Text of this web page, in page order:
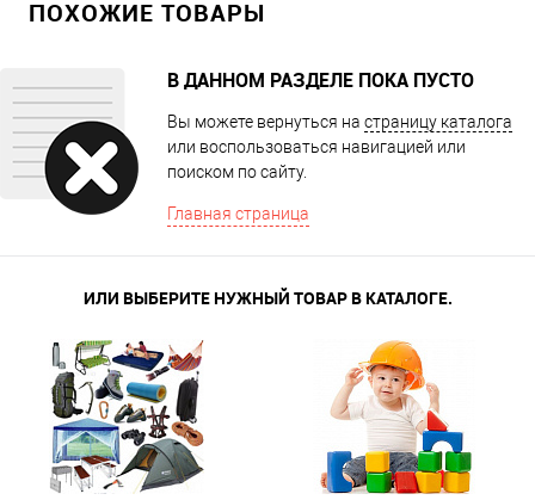
ПОХОЖИЕ ТОВАРЫ
В ДАННОМ РАЗДЕЛЕ ПОКА ПУСТО
Вы можете вернуться на страницу каталога
или воспользоваться навигацией или
поиском по сайту.
Главная страница
ИЛИ ВЫБЕРИТЕ НУЖНЫЙ ТОВАР В КАТАЛОГЕ.